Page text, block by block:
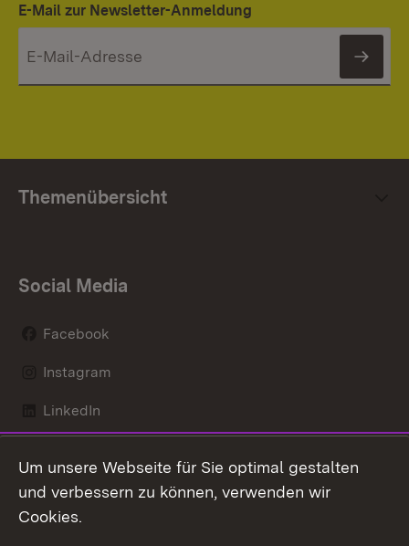
E-Mail zur Newsletter-Anmeldung
Themenübersicht
Social Media
Facebook
Instagram
LinkedIn
X / Twitter
Youtube
Um unsere Webseite für Sie optimal gestalten
und verbessern zu können, verwenden wir
Cookies.